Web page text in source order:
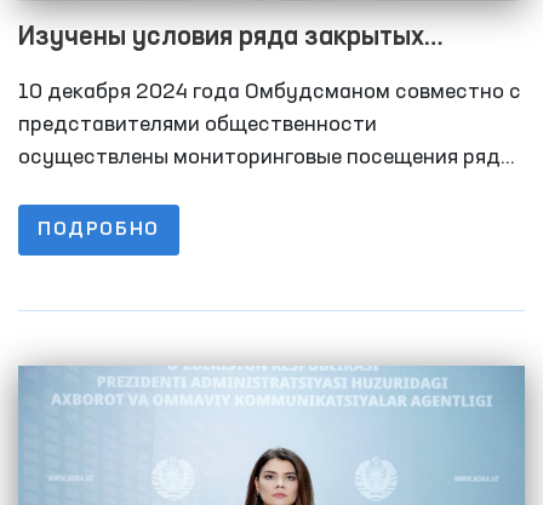
Изучены условия ряда закрытых
учреждений Хорезмской области
10 декабря 2024 года Омбудсманом совместно с
представителями общественности
осуществлены мониторинговые посещения ряда
содержанию лиц с ограниченной свободой
передвижения. В частности, были изучены в
отопления и другое. В рамках мониторинга
женщинами, изучены их обращения, а также
проведены беседы с близкими родственниками
ПОДРОБНО